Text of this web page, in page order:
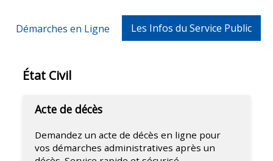
Démarches en Ligne Les Infos du Service Public
État Civil
Acte de décès
Demandez un acte de décès en ligne pour
vos démarches administratives après un